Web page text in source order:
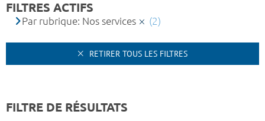
FILTRES ACTIFS
Par rubrique: Nos services (2)
RETIRER TOUS LES FILTRES
FILTRE DE RÉSULTATS